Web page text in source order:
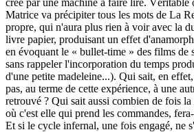
créé par une machine à faire lire. Véritable
Matrice va précipiter tous les mots de La
propre, qui n'aura plus rien à voir avec la
livre papier, produisant un effet
en évoquant le « bullet-time » des films de
sans rappeler l'incorporation du temps
d'une petite madeleine...). Qui sait, en
pas, au terme de cette expérience, à une
retrouvé ? Qui sait aussi combien de fois
où c'est elle qui prend les commandes,
Et si le cycle infernal, une fois engagé, ne